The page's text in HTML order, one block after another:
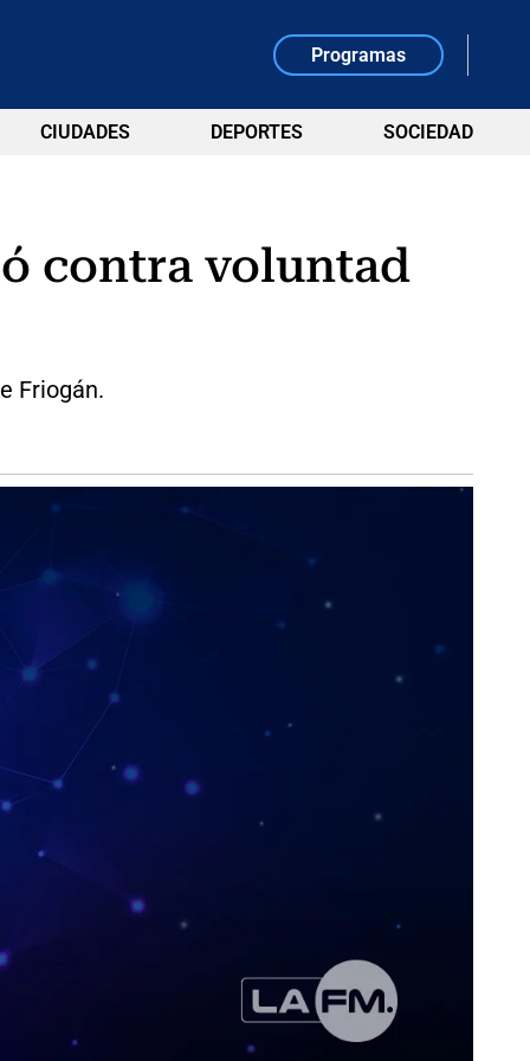
Programas
CIUDADES DEPORTES SOCIEDAD
contra voluntad
Friogán.